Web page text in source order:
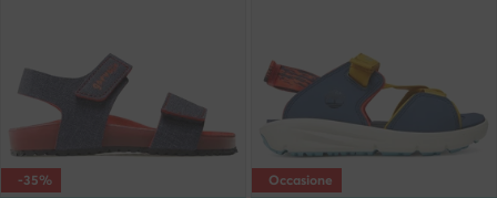
-35% Occasione